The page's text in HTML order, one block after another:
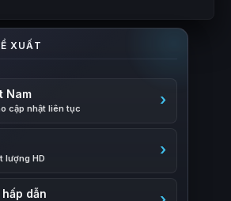
Nam
cập nhật liên tục
lượng HD
dẫn